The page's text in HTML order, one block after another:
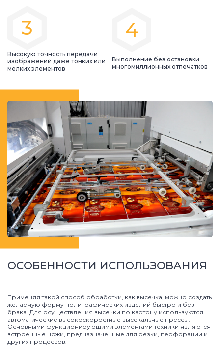
3
Высокую точность передачи
изображений даже тонких или
мелких элементов
4
Выполнение без остановки
многомиллионных отпечатков
ОСОБЕННОСТИ ИСПОЛЬЗОВАНИЯ
Применяя такой способ обработки, как высечка, можно создать
желаемую форму полиграфических изделий быстро и без
брака. Для осуществления высечки по картону используются
автоматические высокоскоростные высекальные прессы.
Основными функционирующими элементами техники являются
встроенные ножи, предназначенные для резки, перфорации и
других процессов.